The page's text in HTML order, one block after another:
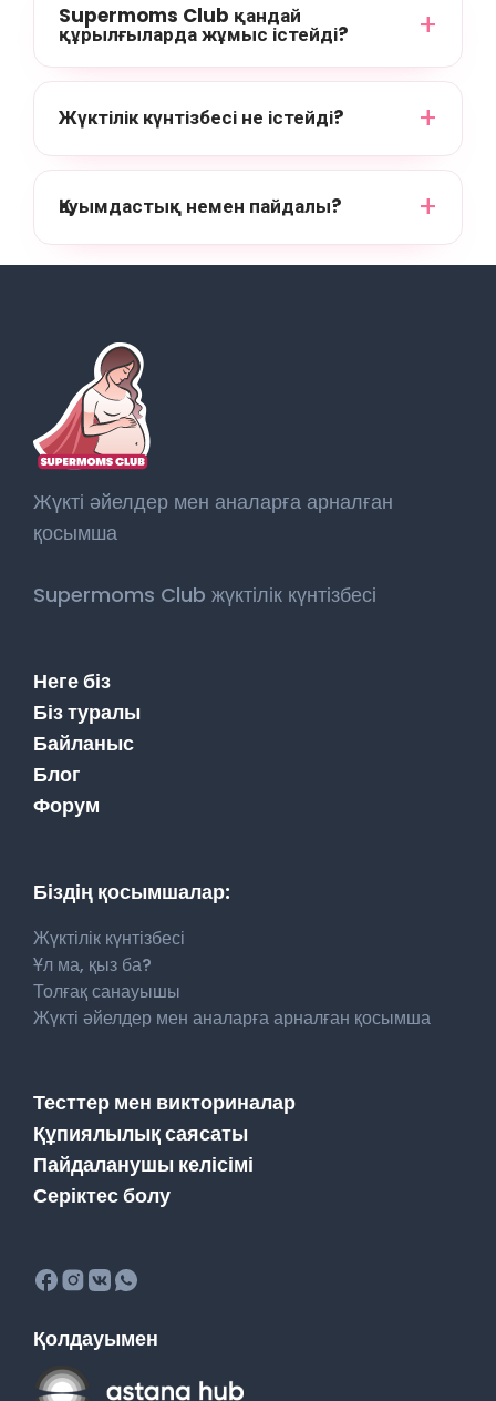
Supermoms Club қандай
құрылғыларда жұмыс істейді?
Жүктілік күнтізбесі не істейді?
Қауымдастық немен пайдалы?
Жүкті әйелдер мен аналарға арналған
қосымша
Supermoms Club жүктілік күнтізбесі
Неге біз
Біз туралы
Байланыс
Блог
Форум
Біздің қосымшалар:
Жүктілік күнтізбесі
Ұл ма, қыз ба?
Толғақ санауышы
Жүкті әйелдер мен аналарға арналған қосымша
Тесттер мен викториналар
Құпиялылық саясаты
Пайдаланушы келісімі
Серіктес болу
Қолдауымен